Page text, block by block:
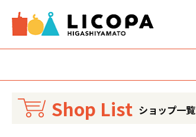
Shop List ショップ一覧